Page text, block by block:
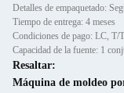
Detalles de empaquetado:
Tiempo de entrega: 4 meses
Condiciones de pago: LC, T/T
Capacidad de la fuente: 1
Resaltar:
Máquina de moldeo